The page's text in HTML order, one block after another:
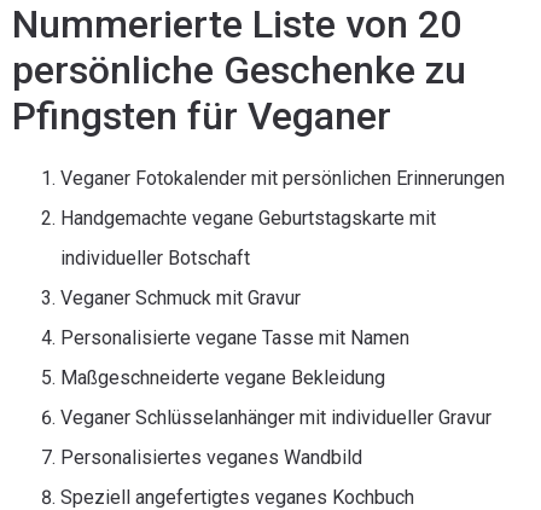
Nummerierte Liste von 20
persönliche Geschenke zu
Pfingsten für Veganer
Veganer Fotokalender mit persönlichen Erinnerungen
Handgemachte vegane Geburtstagskarte mit
individueller Botschaft
Veganer Schmuck mit Gravur
Personalisierte vegane Tasse mit Namen
Maßgeschneiderte vegane Bekleidung
Veganer Schlüsselanhänger mit individueller Gravur
Personalisiertes veganes Wandbild
Speziell angefertigtes veganes Kochbuch